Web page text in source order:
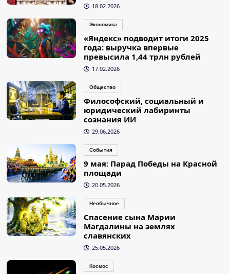
18.02.2026
Экономика
«Яндекс» подводит итоги 2025
года: выручка впервые
превысила 1,44 трлн рублей
17.02.2026
Общество
Философский, социальный и
юридический лабиринты
сознания ИИ
29.06.2026
События
9 мая: Парад Победы на Красной
площади
20.05.2026
Необычное
Спасение сына Марии
Магдалины на землях
славянских
25.05.2026
Космос